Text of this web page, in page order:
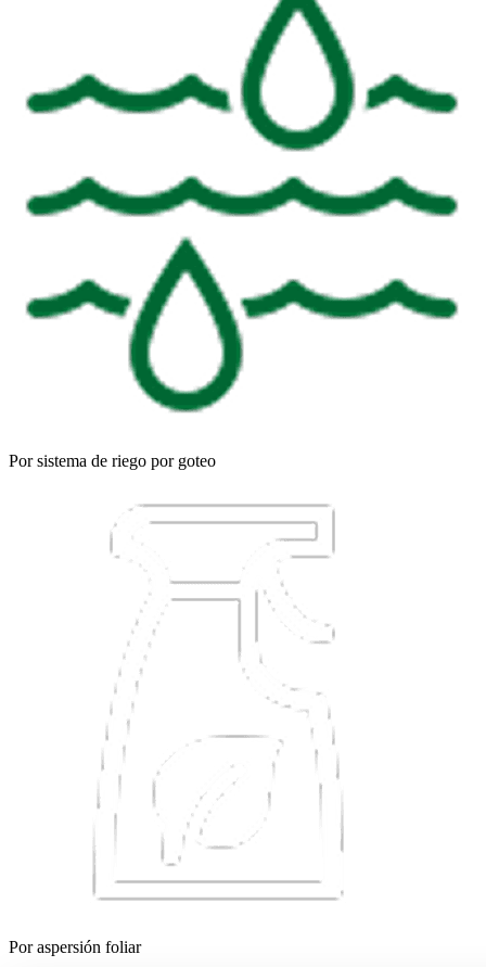
Por sistema de riego por goteo
Por aspersión foliar